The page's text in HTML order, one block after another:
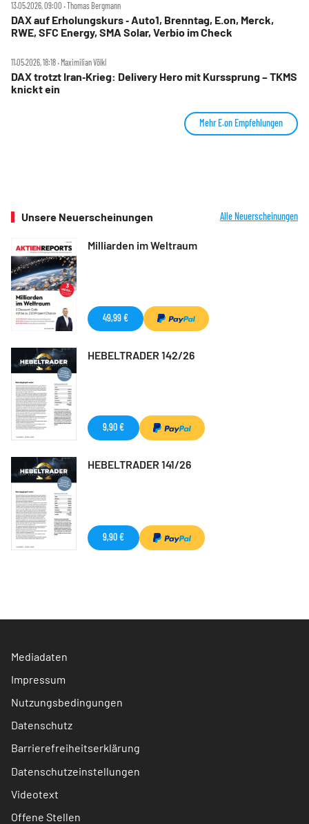
13.05.2026, 09:00 ‧ Thomas Bergmann
DAX auf Erholungskurs ‑ Auto1, Brenntag, E.on, Merck,
RWE, SFC Energy, SMA Solar, Verbio im Check
11.05.2026, 18:18 ‧ Maximilian Völkl
DAX trotzt Iran‑Krieg: Delivery Hero mit Kurssprung – TKMS
knickt ein
Mehr E.on Empfehlungen
Unsere Neuerscheinungen Alle Neuerscheinungen
Milliarden im Weltraum
49,99 €
HEBELTRADER 142/26
9,90 €
HEBELTRADER 141/26
9,90 €
Mediadaten
Impressum
Nutzungsbedingungen
Datenschutz
Barrierefreiheitserklärung
Datenschutzeinstellungen
Videotext
Offene Stellen